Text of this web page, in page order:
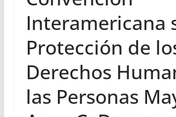
Interamericana
Protección de
Derechos
las Personas